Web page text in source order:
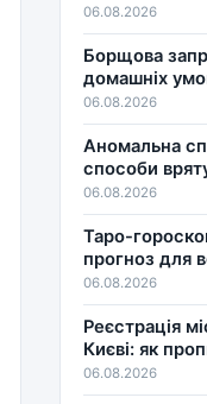
06.08.2026
Борщова
домашніх
06.08.2026
Аномальна
способи
06.08.2026
Таро-
прогноз для
06.08.2026
Реєстрація
Києві: як
06.08.2026